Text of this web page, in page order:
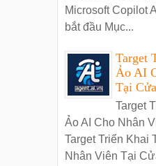
Microsoft Copilot
bắt đầu Mục...
Target
Ảo AI
Tại
Target
Ảo AI Cho Nhân
Target Triển Khai
Nhân Viên Tại